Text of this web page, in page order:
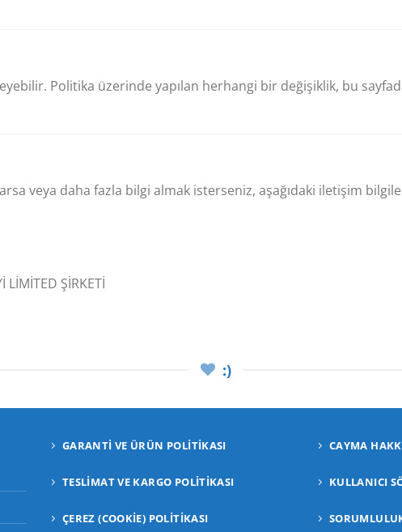
Politika üzerinde yapılan herhangi bir değişiklik, bu
veya daha fazla bilgi almak isterseniz, aşağıdaki iletişim
LİMİTED ŞİRKETİ
:)
GARANTI VE ÜRÜN POLITIKASI
TESLIMAT VE KARGO POLITIKASI
ÇEREZ (COOKIE) POLITIKASI
CAYMA
KULLANICI